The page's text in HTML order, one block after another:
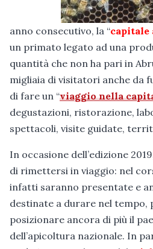
anno consecutivo, la “capitale
un primato legato ad una
quantità che non ha pari in
migliaia di visitatori anche da
di fare un “viaggio nella
degustazioni, ristorazione,
spettacoli, visite guidate,
In occasione dell’edizione
di rimettersi in viaggio: nel
infatti saranno presentate e
destinate a durare nel tempo,
posizionare ancora di più il
dell’apicoltura nazionale. In